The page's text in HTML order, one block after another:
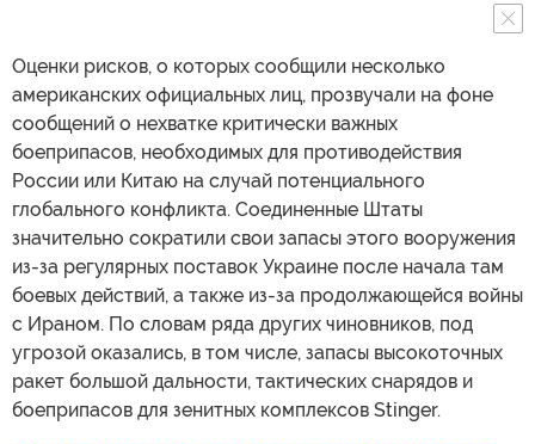
Оценки рисков, о которых сообщили несколько
американских официальных лиц, прозвучали на фоне
сообщений о нехватке критически важных
боеприпасов, необходимых для противодействия
России или Китаю на случай потенциального
глобального конфликта. Соединенные Штаты
значительно сократили свои запасы этого вооружения
из-за регулярных поставок Украине после начала там
боевых действий, а также из-за продолжающейся войны
с Ираном. По словам ряда других чиновников, под
угрозой оказались, в том числе, запасы высокоточных
ракет большой дальности, тактических снарядов и
боеприпасов для зенитных комплексов Stinger.